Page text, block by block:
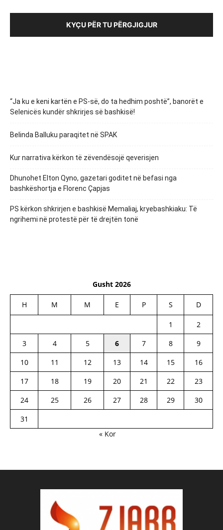
KYÇU PËR TU PËRGJIGJUR
“Ja ku e keni kartën e PS-së, do ta hedhim poshtë”, banorët e
Selenicës kundër shkrirjes së bashkisë!
Belinda Balluku paraqitet në SPAK
Kur narrativa kërkon të zëvendësojë qeverisjen
Dhunohet Elton Qyno, gazetari goditet në befasi nga
bashkëshortja e Florenc Çapjas
PS kërkon shkrirjen e bashkisë Memaliaj, kryebashkiaku: Të
ngrihemi në protestë për të drejtën tonë
Gusht 2026
H M M E P S D
1
2
3
4 5 6 7 8
9
10
11 12 13 14 15
16
17
18 19 20 21 22
23
24
25 26 27 28 29
30
31
« Kor